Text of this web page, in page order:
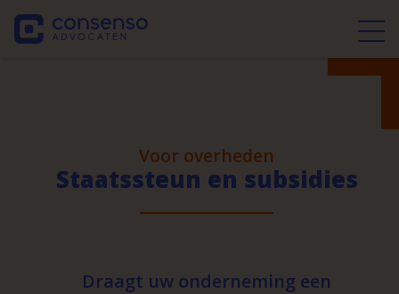
Voor overheden
Staatssteun en subsidies
Draagt uw onderneming een